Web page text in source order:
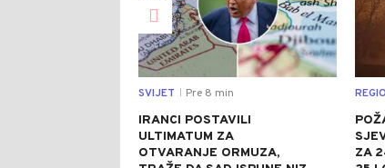
SVIJET Pre 8 min
IRANCI POSTAVILI
ULTIMATUM ZA
OTVARANJE ORMUZA,
ZA